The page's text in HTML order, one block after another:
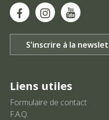
Liens utiles
Formulaire de contact
F.A.Q.